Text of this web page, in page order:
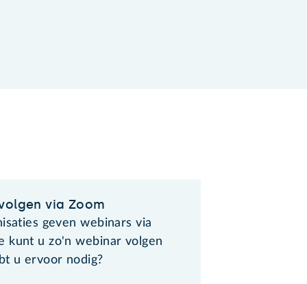
via Zoom
geven webinars via
kunt u zo'n webinar volgen
u ervoor nodig?